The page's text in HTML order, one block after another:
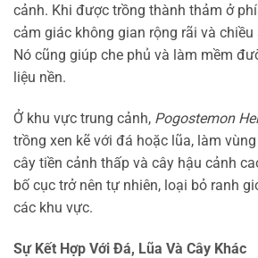
cảnh. Khi được trồng thành thảm ở
cảm giác không gian rộng rãi và chiều
Nó cũng giúp che phủ và làm mềm
liệu nền.
Ở khu vực trung cảnh, Pogostemon
trồng xen kẽ với đá hoặc lũa, làm
cây tiền cảnh thấp và cây hậu cảnh
bố cục trở nên tự nhiên, loại bỏ ranh
các khu vực.
Sự Kết Hợp Với Đá, Lũa Và Cây Khác